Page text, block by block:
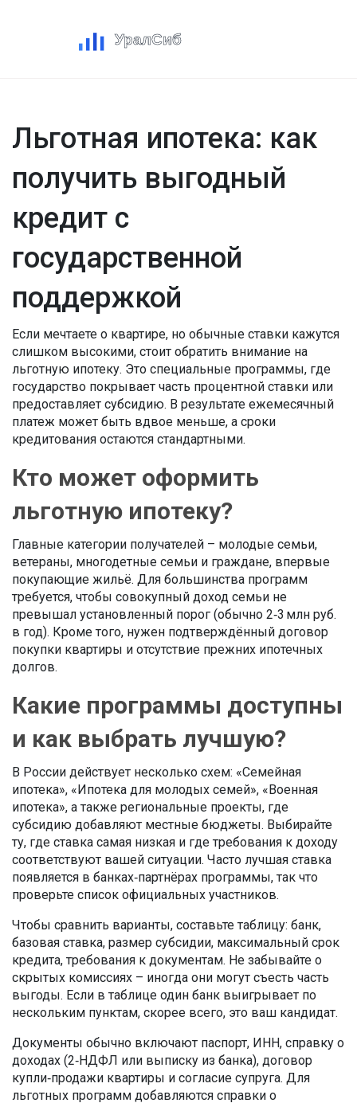
Льготная ипотека: как
получить выгодный
кредит с
государственной
поддержкой
Если мечтаете о квартире, но обычные ставки кажутся
слишком высокими, стоит обратить внимание на
льготную ипотеку. Это специальные программы, где
государство покрывает часть процентной ставки или
предоставляет субсидию. В результате ежемесячный
платеж может быть вдвое меньше, а сроки
кредитования остаются стандартными.
Кто может оформить
льготную ипотеку?
Главные категории получателей – молодые семьи,
ветераны, многодетные семьи и граждане, впервые
покупающие жильё. Для большинства программ
требуется, чтобы совокупный доход семьи не
превышал установленный порог (обычно 2‑3 млн руб.
в год). Кроме того, нужен подтверждённый договор
покупки квартиры и отсутствие прежних ипотечных
долгов.
Какие программы доступны
и как выбрать лучшую?
В России действует несколько схем: «Семейная
ипотека», «Ипотека для молодых семей», «Военная
ипотека», а также региональные проекты, где
субсидию добавляют местные бюджеты. Выбирайте
ту, где ставка самая низкая и где требования к доходу
соответствуют вашей ситуации. Часто лучшая ставка
появляется в банках‑партнёрах программы, так что
проверьте список официальных участников.
Чтобы сравнить варианты, составьте таблицу: банк,
базовая ставка, размер субсидии, максимальный срок
кредита, требования к документам. Не забывайте о
скрытых комиссиях – иногда они могут съесть часть
выгоды. Если в таблице один банк выигрывает по
нескольким пунктам, скорее всего, это ваш кандидат.
Документы обычно включают паспорт, ИНН, справку о
доходах (2‑НДФЛ или выписку из банка), договор
купли‑продажи квартиры и согласие супруга. Для
льготных программ добавляются справки о